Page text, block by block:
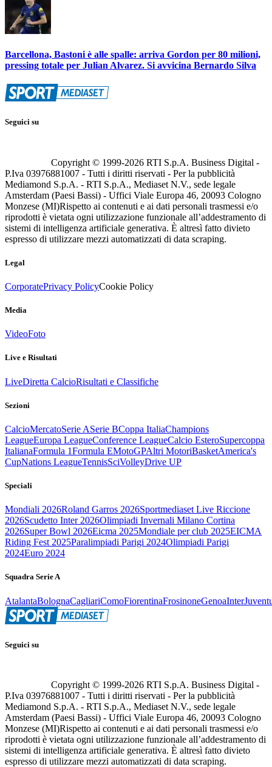
Barcellona, Bastoni è alle spalle: arriva Gordon per 80 milioni,
pressing totale per Julian Alvarez. Si avvicina Bernardo Silva
Seguici su
Copyright © 1999-2026 RTI S.p.A. Business Digital -
P.Iva 03976881007 - Tutti i diritti riservati - Per la pubblicità
Mediamond S.p.A. - RTI S.p.A., Mediaset N.V., sede legale
Amsterdam (Paesi Bassi) - Uffici Viale Europa 46, 20093 Cologno
Monzese (MI)Rispetto ai contenuti e ai dati personali trasmessi e/o
riprodotti è vietata ogni utilizzazione funzionale all’addestramento di
sistemi di intelligenza artificiale generativa. È altresì fatto divieto
espresso di utilizzare mezzi automatizzati di data scraping.
Legal
CorporatePrivacy PolicyCookie Policy
Media
VideoFoto
Live e Risultati
LiveDiretta CalcioRisultati e Classifiche
Sezioni
CalcioMercatoSerie ASerie BCoppa ItaliaChampions
LeagueEuropa LeagueConference LeagueCalcio EsteroSupercoppa
ItalianaFormula 1Formula EMotoGPAltri MotoriBasketAmerica's
CupNations LeagueTennisSciVolleyDrive UP
Speciali
Mondiali 2026Roland Garros 2026Sportmediaset Live Riccione
2026Scudetto Inter 2026Olimpiadi Invernali Milano Cortina
2026Super Bowl 2026Eicma 2025Mondiale per club 2025EICMA
Riding Fest 2025Paralimpiadi Parigi 2024Olimpiadi Parigi
2024Euro 2024
Squadra Serie A
AtalantaBolognaCagliariComoFiorentinaFrosinoneGenoaInter
Seguici su
Copyright © 1999-2026 RTI S.p.A. Business Digital -
P.Iva 03976881007 - Tutti i diritti riservati - Per la pubblicità
Mediamond S.p.A. - RTI S.p.A., Mediaset N.V., sede legale
Amsterdam (Paesi Bassi) - Uffici Viale Europa 46, 20093 Cologno
Monzese (MI)Rispetto ai contenuti e ai dati personali trasmessi e/o
riprodotti è vietata ogni utilizzazione funzionale all’addestramento di
sistemi di intelligenza artificiale generativa. È altresì fatto divieto
espresso di utilizzare mezzi automatizzati di data scraping.